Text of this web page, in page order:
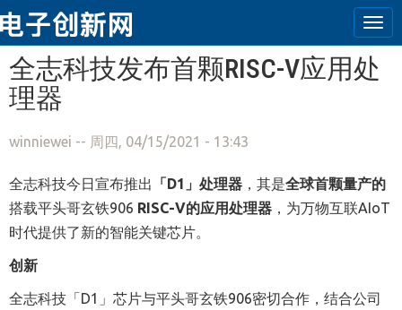
跳转到主要内容
全志科技发布首颗RISC-V应用处
理器
winniewei -- 周四, 04/15/2021 - 13:43
全志科技今日宣布推出 「D1」 处理器 ，其是全球首颗量产的
搭载平头哥玄铁906 RISC-V的应用处理器 ，为万物互联AIoT
时代提供了新的智能关键芯片。
创新
全志科技「D1」芯片与平头哥玄铁906密切合作，结合公司